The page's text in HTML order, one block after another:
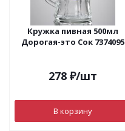
Кружка пивная 500мл
Дорогая-это Сок 7374095
278 ₽/шт
В корзину